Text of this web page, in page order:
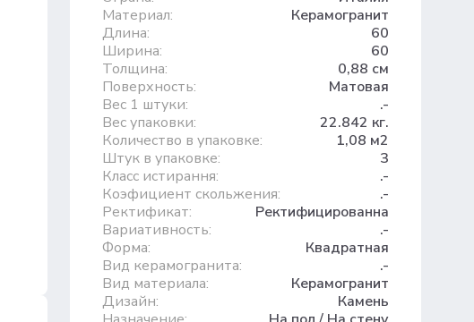
Материал:
Керамогранит
Длина:
60
Ширина:
60
Толщина:
0,88 см
Поверхность:
Матовая
Вес 1 штуки:
.-
Вес упаковки:
22.842 кг.
Количество в упаковке:
1,08 м2
Штук в упаковке:
3
Класс истирання:
.-
Коэфициент скольжения:
.-
Ректификат:
Ректифицированна
Вариативность:
.-
Форма:
Квадратная
Вид керамогранита:
.-
Вид материала:
Керамогранит
Дизайн:
Камень